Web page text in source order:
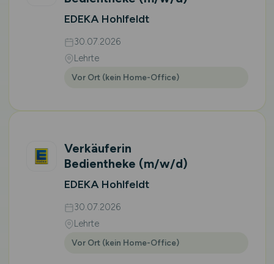
EDEKA Hohlfeldt
30.07.2026
Lehrte
Vor Ort (kein Home-Office)
Verkäuferin
Bedientheke (m/w/d)
EDEKA Hohlfeldt
30.07.2026
Lehrte
Vor Ort (kein Home-Office)